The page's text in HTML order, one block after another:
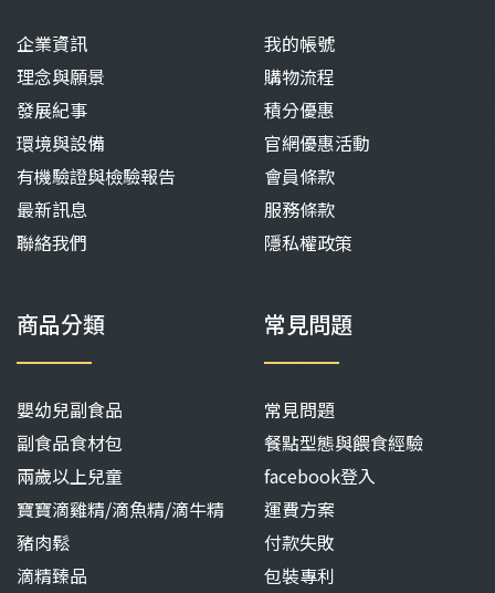
企業資訊
理念與願景
發展紀事
環境與設備
有機驗證與檢驗報告
最新訊息
聯絡我們
我的帳號
購物流程
積分優惠
官網優惠活動
會員條款
服務條款
隱私權政策
商品分類
嬰幼兒副食品
副食品食材包
兩歲以上兒童
寶寶滴雞精/滴魚精/滴牛精
豬肉鬆
滴精臻品
常見問題
常見問題
餐點型態與餵食經驗
facebook登入
運費方案
付款失敗
包裝專利